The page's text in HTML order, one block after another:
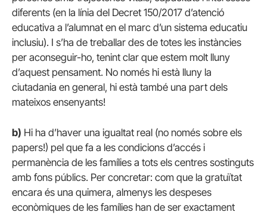
diferents (en la línia del Decret 150/2017 d’atenció
educativa a l’alumnat en el marc d’un sistema educatiu
inclusiu). I s’ha de treballar des de totes les instàncies
per aconseguir-ho, tenint clar que estem molt lluny
d’aquest pensament. No només hi està lluny la
ciutadania en general, hi està també una part dels
mateixos ensenyants!
b) Hi ha d’haver una igualtat real (no només sobre els
papers!) pel que fa a les condicions d’accés i
permanència de les famílies a tots els centres sostinguts
amb fons públics. Per concretar: com que la gratuïtat
encara és una quimera, almenys les despeses
econòmiques de les famílies han de ser exactament